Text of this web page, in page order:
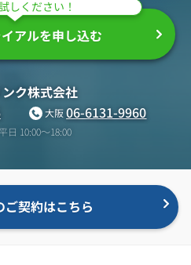
しください！
アルを申し込む
ク株式会社
大阪06-6131-9960
日 10:00〜18:00
ご契約はこちら